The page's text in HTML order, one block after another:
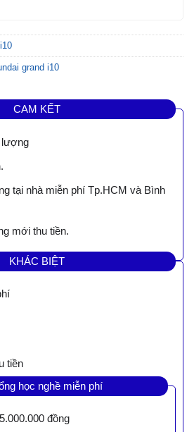
grand i10
CAM KẾT
lượng
tại nhà miễn phí Tp.HCM và Bình
mới thu tiền.
KHÁC BIỆT
tiền
học nghề miễn phí
đồng